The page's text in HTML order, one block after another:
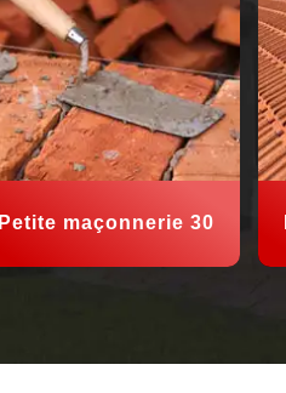
Petite maçonnerie 30